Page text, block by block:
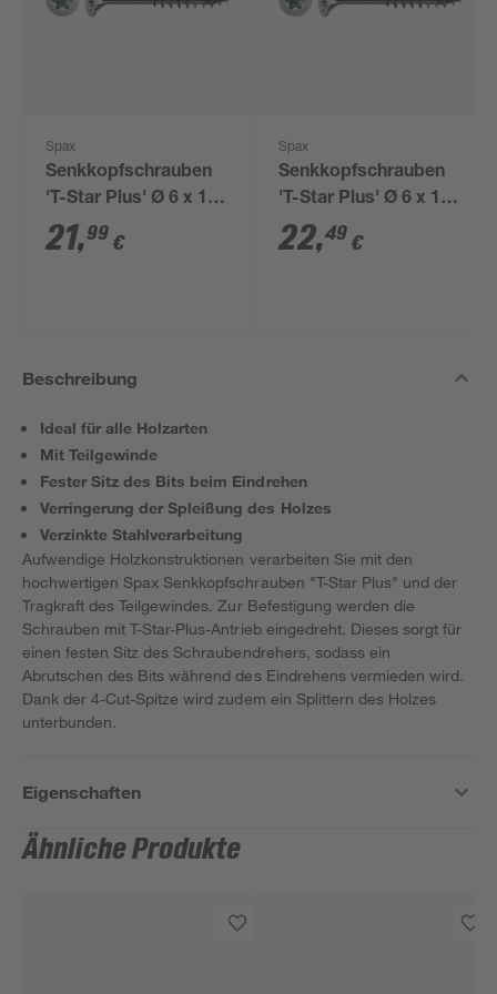
Spax
Senkkopfschrauben
'T-Star Plus' Ø 6 x 100
mm 100 Stk.
21,99 €
Spax
Senkkopfschrauben
'T-Star Plus' Ø 6 x 140
mm 50 Stk.
22,49 €
Beschreibung
Ideal für alle Holzarten
Mit Teilgewinde
Fester Sitz des Bits beim Eindrehen
Verringerung der Spleißung des Holzes
Verzinkte Stahlverarbeitung
Aufwendige Holzkonstruktionen verarbeiten Sie mit den
hochwertigen Spax Senkkopfschrauben "T-Star Plus" und der
Tragkraft des Teilgewindes. Zur Befestigung werden die
Schrauben mit T-Star-Plus-Antrieb eingedreht. Dieses sorgt für
einen festen Sitz des Schraubendrehers, sodass ein
Abrutschen des Bits während des Eindrehens vermieden wird.
Dank der 4-Cut-Spitze wird zudem ein Splittern des Holzes
unterbunden.
Eigenschaften
Ähnliche Produkte